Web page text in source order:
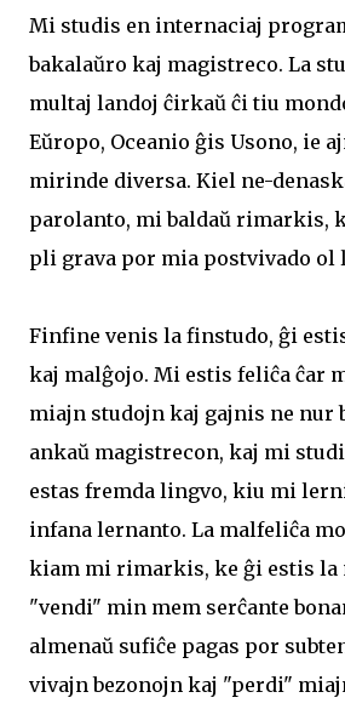
Mi studis en internaciaj
bakalaŭro kaj magistreco. La
multaj landoj ĉirkaŭ ĉi tiu
Eŭropo, Oceanio ĝis Usono, ie
mirinde diversa. Kiel ne-
parolanto, mi baldaŭ rimarkis,
pli grava por mia postvivado ol
Finfine venis la finstudo, ĝi
kaj malĝojo. Mi estis feliĉa ĉar
miajn studojn kaj gajnis ne nur
ankaŭ magistrecon, kaj mi
estas fremda lingvo, kiu mi
infana lernanto. La malfeliĉa
kiam mi rimarkis, ke ĝi estis la
"vendi" min mem serĉante
almenaŭ sufiĉe pagas por
vivajn bezonojn kaj "perdi"